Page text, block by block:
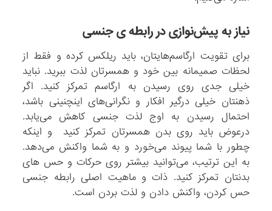
نیاز به پیش‌نوازی در رابطه ی جنسی
برای تقویت ارگاسم‌هایتان، باید ریلکس کرده و فقط از
لحظات صمیمانه بین خود و همسرتان لذت ببرید. نباید
خیلی جدی روی رسیدن به ارگاسم تمرکز کنید. اگر
ذهنتان خیلی درگیر افکار و نگرانی‌های اینچنینی باشد،
احتمال رسیدن به اوج لذت جنسی کاهش می‌یابد.
درعوض باید روی بدن همسرتان تمرکز کنید و اینکه
چطور با شما پیوند می‌خورد و به شما واکنش می‌دهد.
به این ترتیب، می‌توانید بیشتر روی حرکات و حس های
بدنتان تمرکز کنید. ذات و ماهیت اصلی رابطه جنسی
حس کردن، واکنش دادن و لذت بردن است.